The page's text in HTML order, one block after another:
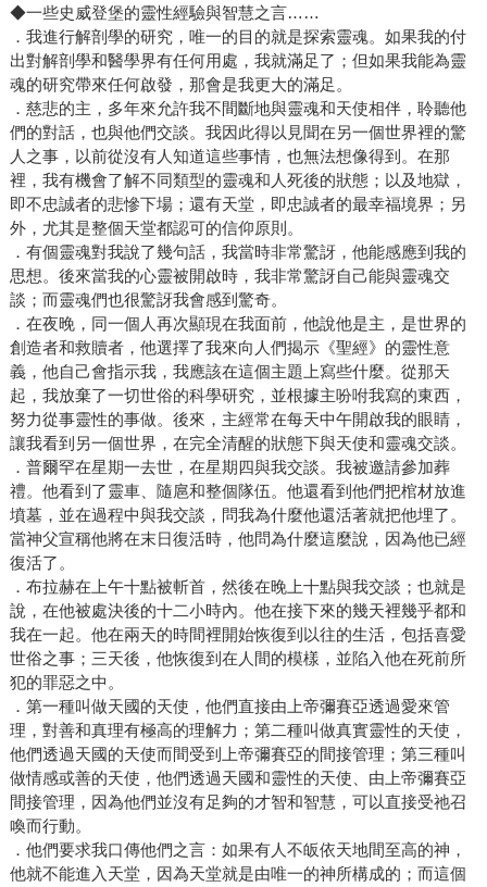
◆一些史威登堡的靈性經驗與智慧之言……
．我進行解剖學的研究，唯一的目的就是探索靈魂。如果我的付
出對解剖學和醫學界有任何用處，我就滿足了；但如果我能為靈
魂的研究帶來任何啟發，那會是我更大的滿足。
．慈悲的主，多年來允許我不間斷地與靈魂和天使相伴，聆聽他
們的對話，也與他們交談。我因此得以見聞在另一個世界裡的驚
人之事，以前從沒有人知道這些事情，也無法想像得到。在那
裡，我有機會了解不同類型的靈魂和人死後的狀態；以及地獄，
即不忠誠者的悲慘下場；還有天堂，即忠誠者的最幸福境界；另
外，尤其是整個天堂都認可的信仰原則。
．有個靈魂對我說了幾句話，我當時非常驚訝，他能感應到我的
思想。後來當我的心靈被開啟時，我非常驚訝自己能與靈魂交
談；而靈魂們也很驚訝我會感到驚奇。
．在夜晚，同一個人再次顯現在我面前，他說他是主，是世界的
創造者和救贖者，他選擇了我來向人們揭示《聖經》的靈性意
義，他自己會指示我，我應該在這個主題上寫些什麼。從那天
起，我放棄了一切世俗的科學研究，並根據主吩咐我寫的東西，
努力從事靈性的事做。後來，主經常在每天中午開啟我的眼睛，
讓我看到另一個世界，在完全清醒的狀態下與天使和靈魂交談。
．普爾罕在星期一去世，在星期四與我交談。我被邀請參加葬
禮。他看到了靈車、隨扈和整個隊伍。他還看到他們把棺材放進
墳墓，並在過程中與我交談，問我為什麼他還活著就把他埋了。
當神父宣稱他將在末日復活時，他問為什麼這麼說，因為他已經
復活了。
．布拉赫在上午十點被斬首，然後在晚上十點與我交談；也就是
說，在他被處決後的十二小時內。他在接下來的幾天裡幾乎都和
我在一起。他在兩天的時間裡開始恢復到以往的生活，包括喜愛
世俗之事；三天後，他恢復到在人間的模樣，並陷入他在死前所
犯的罪惡之中。
．第一種叫做天國的天使，他們直接由上帝彌賽亞透過愛來管
理，對善和真理有極高的理解力；第二種叫做真實靈性的天使，
他們透過天國的天使而間受到上帝彌賽亞的間接管理；第三種叫
做情感或善的天使，他們透過天國和靈性的天使、由上帝彌賽亞
間接管理，因為他們並沒有足夠的才智和智慧，可以直接受祂召
喚而行動。
．他們要求我口傳他們之言：如果有人不皈依天地間至高的神，
他就不能進入天堂，因為天堂就是由唯一的神所構成的；而這個